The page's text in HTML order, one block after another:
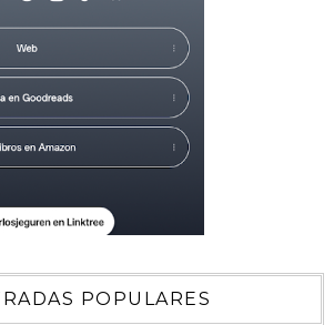
POPULARES